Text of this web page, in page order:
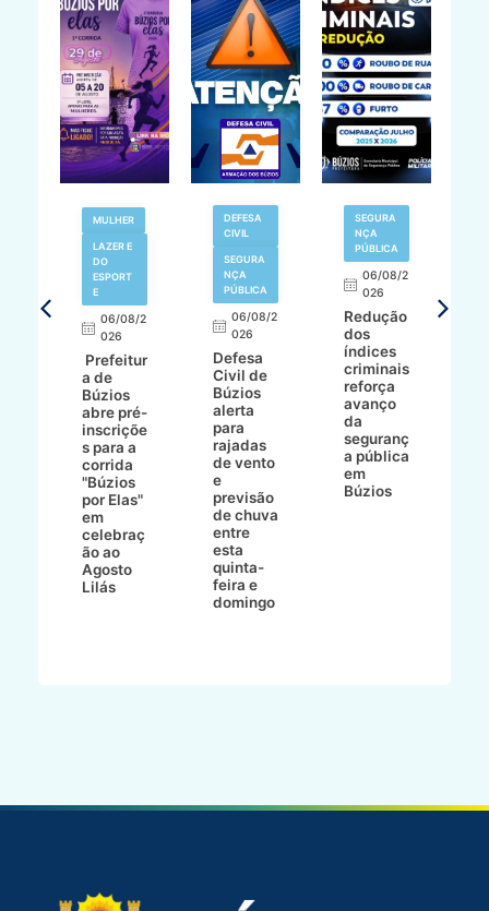
MULHER
LAZER E
DO
ESPORT
E
06/08/2
026
Prefeitur
a de
Búzios
abre pré-
inscriçõe
s para a
corrida
"Búzios
por Elas"
em
celebraç
ão ao
Agosto
Lilás
DEFESA
CIVIL
SEGURA
NÇA
PÚBLICA
06/08/2
026
Defesa
Civil de
Búzios
alerta
para
rajadas
de vento
e
previsão
de chuva
entre
esta
quinta-
feira e
domingo
SEGURA
NÇA
PÚBLICA
06/08/2
026
Redução
dos
índices
criminais
reforça
avanço
da
seguranç
a pública
em
Búzios